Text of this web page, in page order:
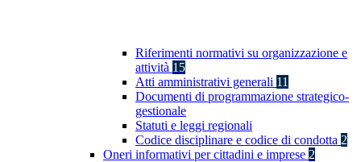
Riferimenti normativi su organizzazione e
attività 15
Atti amministrativi generali 11
Documenti di programmazione strategico-
gestionale
Statuti e leggi regionali
Codice disciplinare e codice di condotta 2
Oneri informativi per cittadini e imprese 2